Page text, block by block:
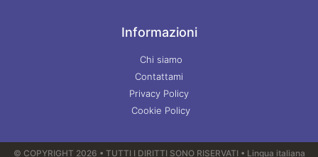
Informazioni
Chi siamo
Contattami
Privacy Policy
Cookie Policy
© COPYRIGHT 2026 • TUTTI I DIRITTI SONO RISERVATI • Lingua italiana